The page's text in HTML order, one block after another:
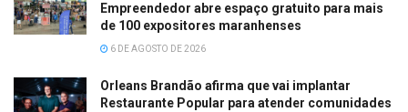
Empreendedor abre espaço gratuito para mais
de 100 expositores maranhenses
6 DE AGOSTO DE 2026
Orleans Brandão afirma que vai implantar
Restaurante Popular para atender comunidades